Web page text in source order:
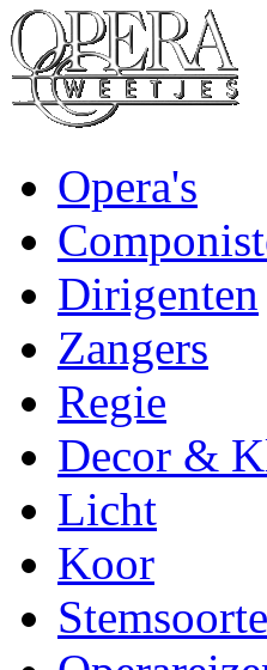
Opera's
Dirigenten
Zangers
Regie
Decor &
Licht
Koor